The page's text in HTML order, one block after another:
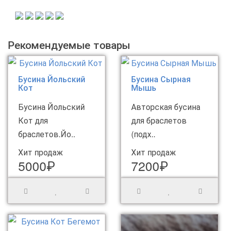
Рекомендуемые товары
Бусина Йольский
Кот
Бусина Йольский
Кот для
браслетов.Йо..
Хит продаж
5000₽
Бусина Сырная
Мышь
Авторская бусина
для браслетов
(подх..
Хит продаж
7200₽